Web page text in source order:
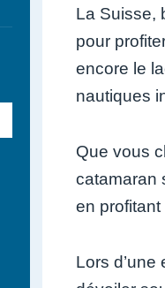
La Suisse,
pour
encore le
nautiques
Que vous
catamaran
en
Lors